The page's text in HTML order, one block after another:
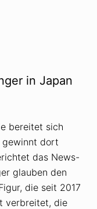
in Japan
bereitet sich
gewinnt dort
das News-
glauben den
die seit 2017
verbreitet, die